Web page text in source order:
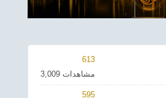
613
3,009 مشاهدات
595